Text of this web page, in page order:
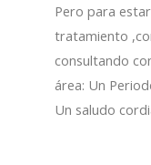
Pero para
tratamiento
consultando
área: Un
Un saludo